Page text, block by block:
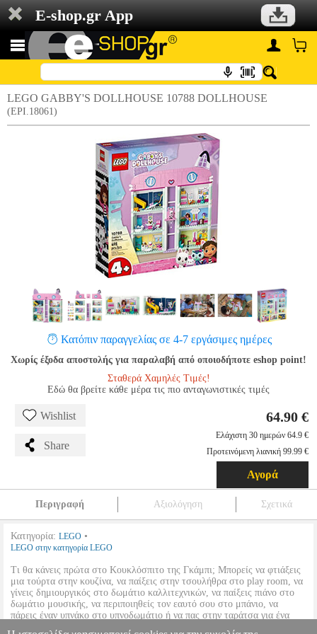
E-shop.gr App
LEGO GABBY'S DOLLHOUSE 10788 DOLLHOUSE
(EPI.18061)
Κατόπιν παραγγελίας σε 4-7 εργάσιμες ημέρες
Χωρίς έξοδα αποστολής για παραλαβή από οποιοδήποτε eshop point!
Σταθερά Χαμηλές Τιμές!
Εδώ θα βρείτε κάθε μέρα τις πιο ανταγωνιστικές τιμές
Wishlist
Share
64.90 €
Ελάχιστη 30 ημερών 64.9 €
Προτεινόμενη λιανική 99.99 €
Αγορά
Περιγραφή Αξιολόγηση Σχετικά
Κατηγορία: LEGO •
LEGO στην κατηγορία LEGO
Τι θα κάνεις πρώτα στο Κουκλόσπιτο της Γκάμπι; Μπορείς να φτιάξεις
μια τούρτα στην κουζίνα, να παίξεις στην τσουλήθρα στο play room, να
γίνεις δημιουργικός στο δωμάτιο καλλιτεχνικών, να παίξεις πιάνο στο
δωμάτιο μουσικής, να περιποιηθείς τον εαυτό σου στο μπάνιο, να
πάρεις έναν υπνάκο στο υπνοδωμάτιο ή να πας στην ταράτσα για ένα